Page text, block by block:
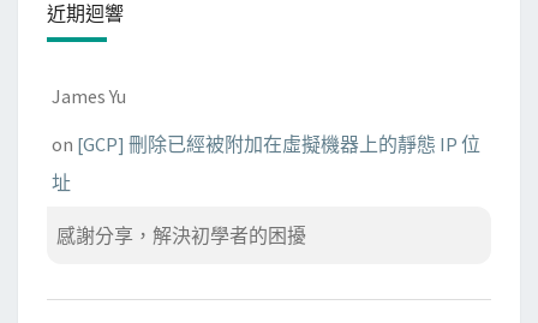
近期迴響
James Yu
on [GCP] 刪除已經被附加在虛擬機器上的靜態 IP 位
址
感謝分享，解決初學者的困擾